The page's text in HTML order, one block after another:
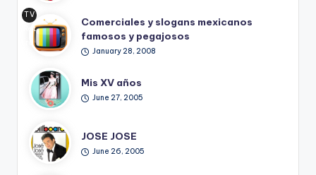
TV
Ret
ro
Comerciales y slogans mexicanos
famosos y pegajosos
January 28, 2008
Mis XV años
June 27, 2005
JOSE JOSE
June 26, 2005